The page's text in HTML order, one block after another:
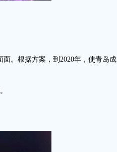
。根据方案，到2020年，使青岛成